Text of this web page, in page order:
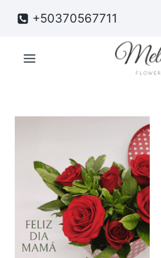
+50370567711